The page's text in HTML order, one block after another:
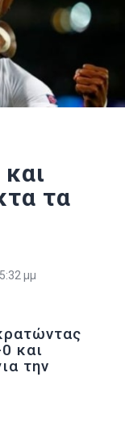
τα
5:32 μμ
και
την